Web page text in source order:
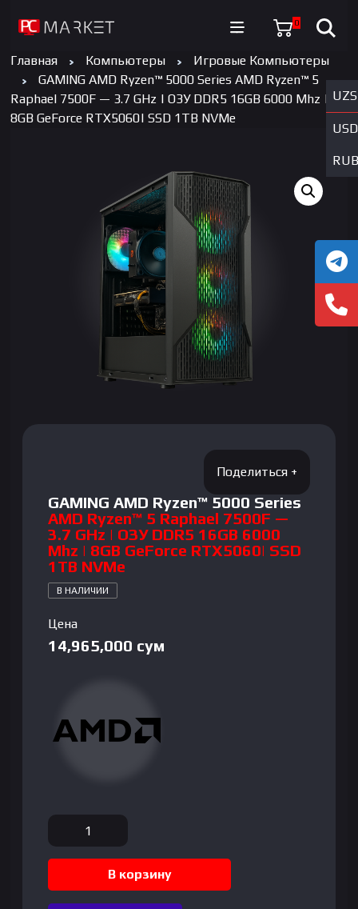
0
UZS
USD
RUB
Главная Компьютеры
Игровые Компьютеры
GAMING AMD Ryzen™ 5000 Series AMD Ryzen™ 5
Raphael 7500F — 3.7 GHz | ОЗУ DDR5 16GB 6000 Mhz |
8GB GeForce RTX5060| SSD 1TB NVMe
GAMING AMD Ryzen™ 5000 Series
AMD Ryzen™ 5 Raphael 7500F —
3.7 GHz | ОЗУ DDR5 16GB 6000
Mhz | 8GB GeForce RTX5060| SSD
1TB NVMe
В НАЛИЧИИ
Цена
14,965,000 сум
Количество
товара
GAMING
Ryzen™
В корзину